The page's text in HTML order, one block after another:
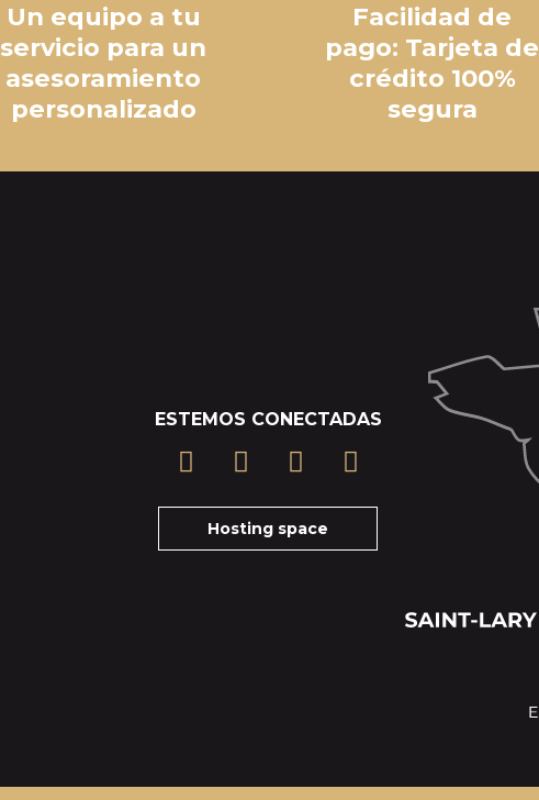
Un equipo a tu
servicio para un
asesoramiento
personalizado
Facilidad de
pago: Tarjeta de
crédito 100%
segura
ESTEMOS CONECTADAS
Hosting space